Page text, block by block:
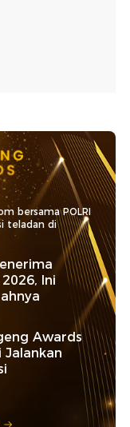
bersama POLRI
teladan di
Ini
Awards
Jalankan